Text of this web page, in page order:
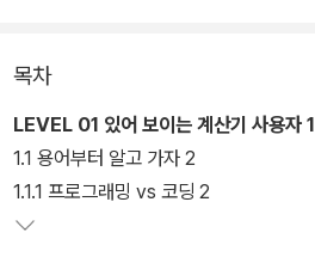
목차
LEVEL 01 있어 보이는 계산기 사용자 1
1.1 용어부터 알고 가자 2
1.1.1 프로그래밍 vs 코딩 2